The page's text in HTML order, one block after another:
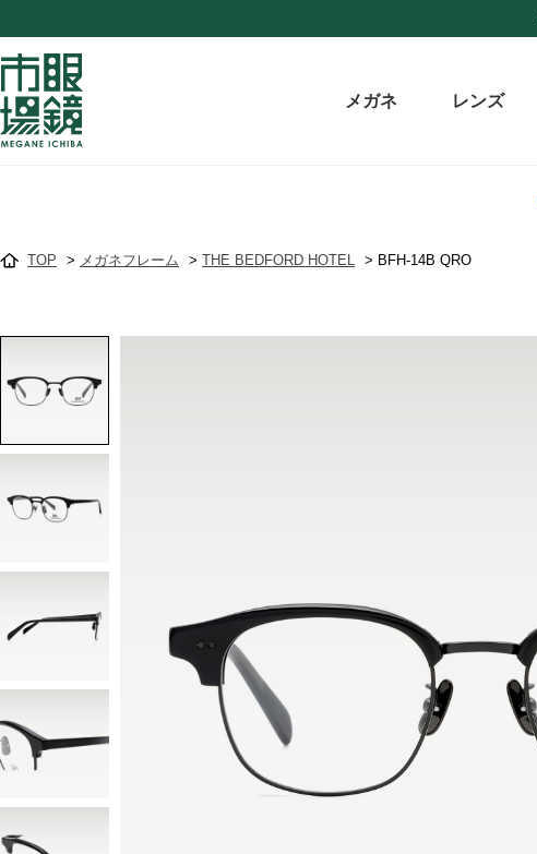
メガネ レンズ
TOP > メガネフレーム > THE BEDFORD HOTEL > BFH-14B QRO